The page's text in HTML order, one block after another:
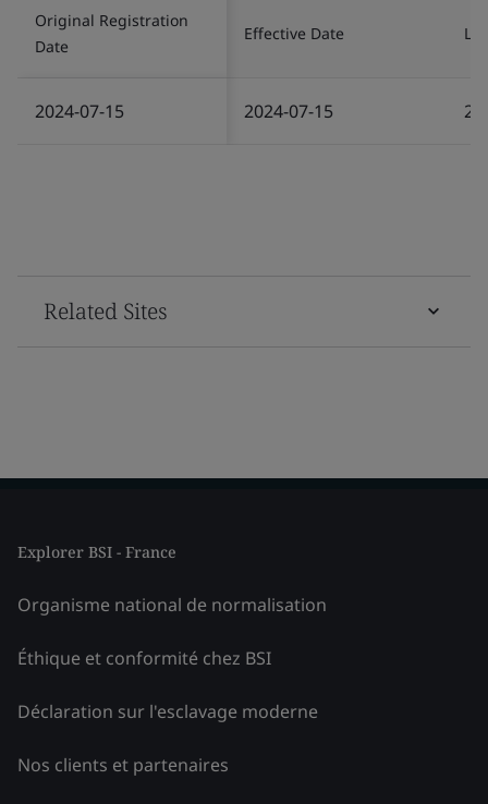
Original Registration
Date
Effective Date
2024-07-15 2024-07-15
Related Sites
Explorer BSI - France
Organisme national de normalisation
Éthique et conformité chez BSI
Déclaration sur l'esclavage moderne
Nos clients et partenaires